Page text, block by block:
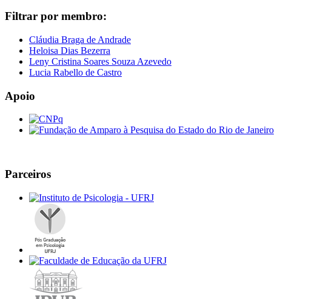
Filtrar por membro:
Cláudia Braga de Andrade
Heloisa Dias Bezerra
Leny Cristina Soares Souza Azevedo
Lucia Rabello de Castro
Apoio
Parceiros